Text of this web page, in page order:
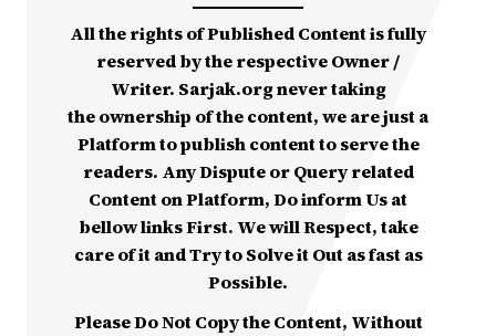
All the rights of Published Content is fully
reserved by the respective Owner /
Writer. Sarjak.org never taking
the ownership of the content, we are just a
Platform to publish content to serve the
readers. Any Dispute or Query related
Content on Platform, Do inform Us at
bellow links First. We will Respect, take
care of it and Try to Solve it Out as fast as
Possible.
Please Do Not Copy the Content, Without